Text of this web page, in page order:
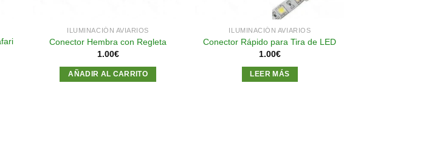
ILUMINACIÓN AVIARIOS
Conector Hembra con Regleta
1.00€
AÑADIR AL CARRITO
ILUMINACIÓN AVIARIOS
Conector Rápido para Tira de LED
1.00€
LEER MÁS